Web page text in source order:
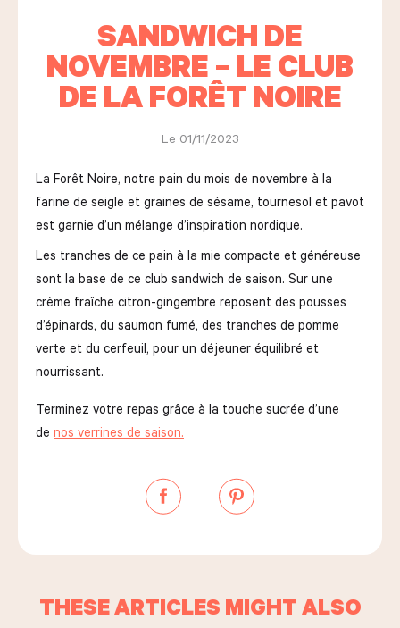
ACTUALITÉS
NOUS CONTACTER
Request a quote
Order
SANDWICH DE
NOVEMBRE – LE CLUB
DE LA FORÊT NOIRE
Le 01/11/2023
La Forêt Noire, notre pain du mois de novembre à la
farine de seigle et graines de sésame, tournesol et pavot
est garnie d’un mélange d’inspiration nordique.
Les tranches de ce pain à la mie compacte et généreuse
sont la base de ce club sandwich de saison. Sur une
crème fraîche citron-gingembre reposent des pousses
d’épinards, du saumon fumé, des tranches de pomme
verte et du cerfeuil, pour un déjeuner équilibré et
nourrissant.
Terminez votre repas grâce à la touche sucrée d’une
de nos verrines de saison.
THESE ARTICLES MIGHT ALSO